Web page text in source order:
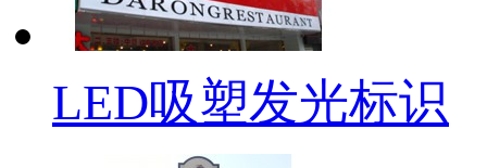
LED吸塑发光标识